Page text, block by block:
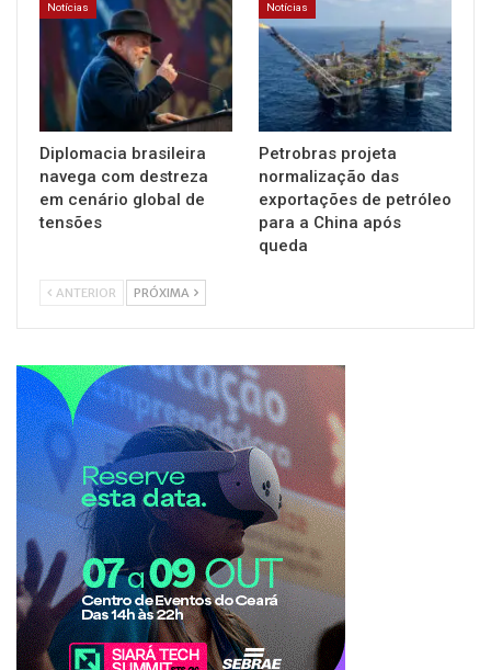
Notícias
Diplomacia brasileira
navega com destreza
em cenário global de
tensões
Notícias
Petrobras projeta
normalização das
exportações de petróleo
para a China após
queda
ANTERIOR PRÓXIMA